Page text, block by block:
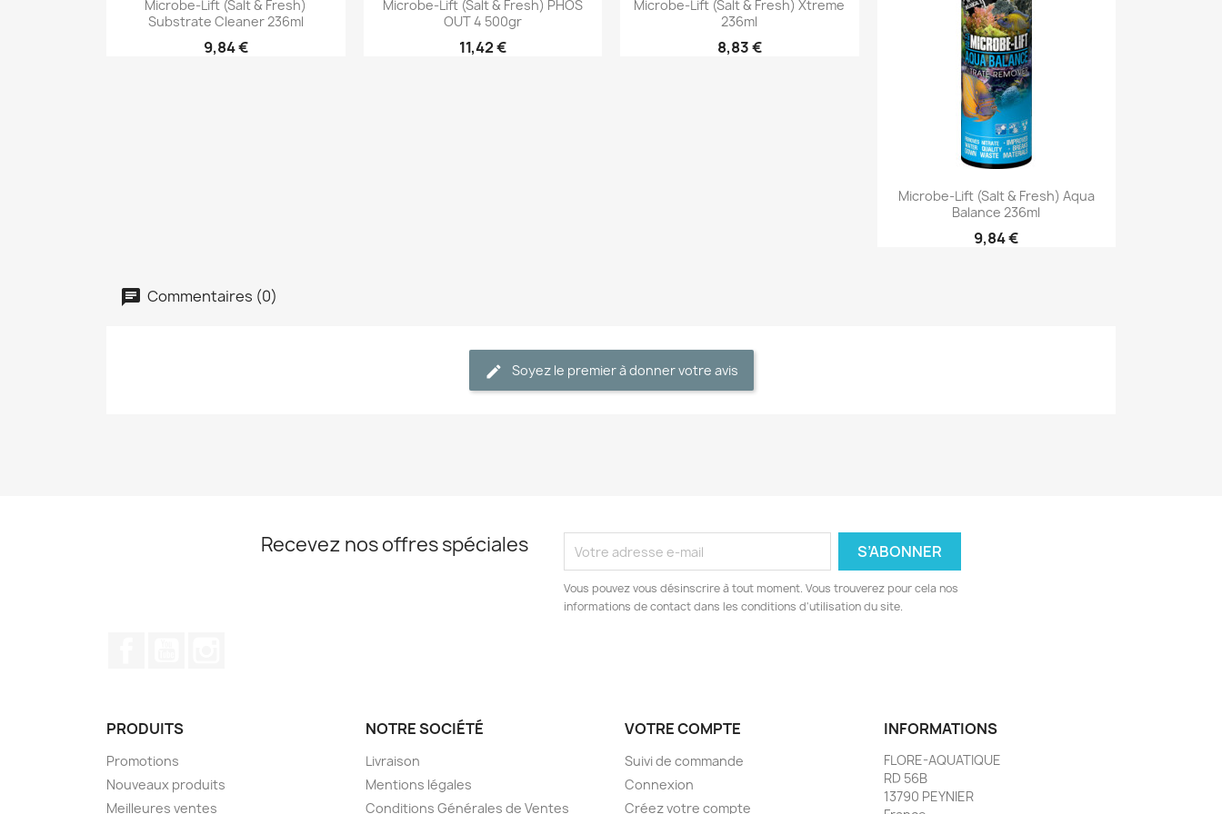
Microbe-Lift (Salt & Fresh)
Substrate Cleaner 236ml
9,84 €
Microbe-Lift (Salt & Fresh) PHOS
OUT 4 500gr
11,42 €
Microbe-Lift (Salt & Fresh) Xtreme
236ml
8,83 €
Aperçu rapide
Microbe-Lift (Salt & Fresh) Aqua
Balance 236ml
9,84 €
Commentaires (0)
Soyez le premier à donner votre avis
Recevez nos offres spéciales
Vous pouvez vous désinscrire à tout moment. Vous trouverez pour cela nos
informations de contact dans les conditions d'utilisation du site.
PRODUITS
Promotions
Nouveaux produits
Meilleures ventes
NOTRE SOCIÉTÉ
Livraison
Mentions légales
Conditions Générales de Ventes
VOTRE COMPTE
Suivi de commande
Connexion
Créez votre compte
INFORMATIONS
FLORE-AQUATIQUE
RD 56B
13790 PEYNIER